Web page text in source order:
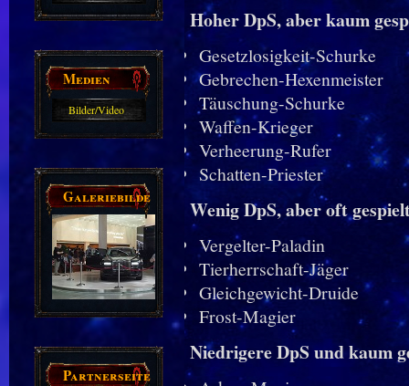
Guides
Medien
Bilder/Video
Galeriebilder
Partnerseiten
Hoher DpS, aber kaum
Gesetzlosigkeit-Schurke
Gebrechen-Hexenmeister
Täuschung-Schurke
Waffen-Krieger
Verheerung-Rufer
Schatten-Priester
Wenig DpS, aber oft
Vergelter-Paladin
Tierherrschaft-Jäger
Gleichgewicht-Druide
Frost-Magier
Niedrigere DpS und kaum